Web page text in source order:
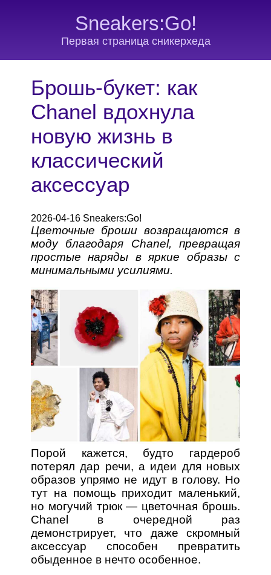
Sneakers:Go!
Первая страница сникерхеда
Брошь-букет: как
Chanel вдохнула
новую жизнь в
классический
аксессуар
2026-04-16 Sneakers:Go!
Цветочные броши возвращаются в
моду благодаря Chanel, превращая
простые наряды в яркие образы с
минимальными усилиями.
Порой кажется, будто гардероб
потерял дар речи, а идеи для новых
образов упрямо не идут в голову. Но
тут на помощь приходит маленький,
но могучий трюк — цветочная брошь.
Chanel в очередной раз
демонстрирует, что даже скромный
аксессуар способен превратить
обыденное в нечто особенное.